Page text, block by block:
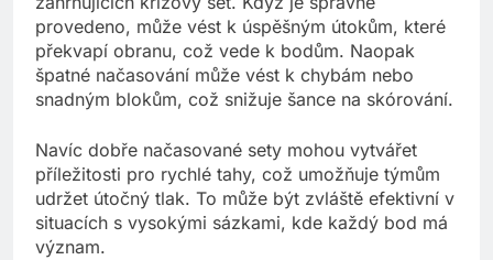
provedeno, může vést k úspěšným útokům, které
překvapí obranu, což vede k bodům. Naopak
špatné načasování může vést k chybám nebo
snadným blokům, což snižuje šance na skórování.
Navíc dobře načasované sety mohou vytvářet
příležitosti pro rychlé tahy, což umožňuje týmům
udržet útočný tlak. To může být zvláště efektivní v
situacích s vysokými sázkami, kde každý bod má
význam.